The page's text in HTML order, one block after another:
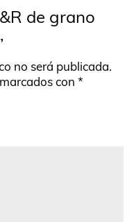
de grano
no será publicada.
con *